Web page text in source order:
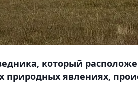
который
природных явлениях,